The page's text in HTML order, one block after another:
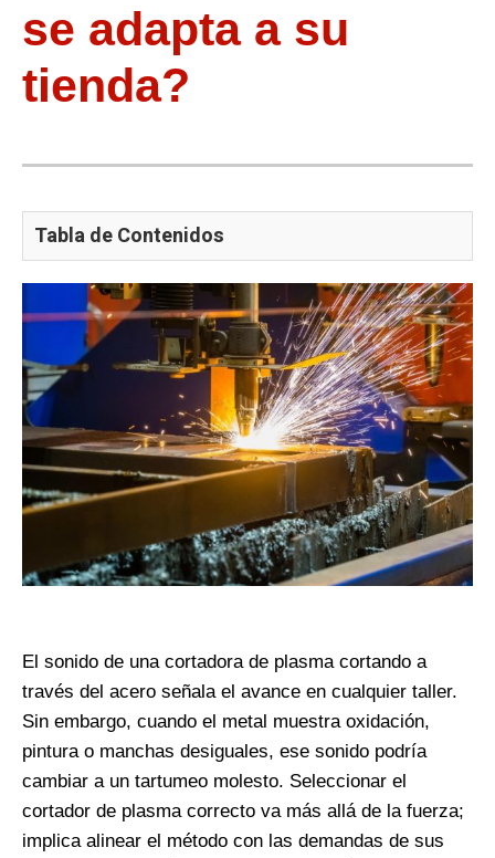
se adapta a su
tienda?
Tabla de Contenidos
El sonido de una cortadora de plasma cortando a
través del acero señala el avance en cualquier taller.
Sin embargo, cuando el metal muestra oxidación,
pintura o manchas desiguales, ese sonido podría
cambiar a un tartumeo molesto. Seleccionar el
cortador de plasma correcto va más allá de la fuerza;
implica alinear el método con las demandas de sus